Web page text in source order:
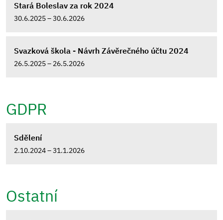
Stará Boleslav za rok 2024
30.6.2025 – 30.6.2026
Svazková škola - Návrh Závěrečného účtu 2024
26.5.2025 – 26.5.2026
GDPR
Sdělení
2.10.2024 – 31.1.2026
Ostatní